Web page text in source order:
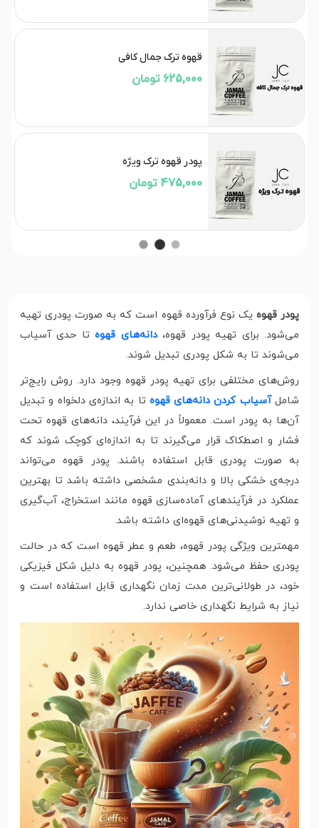
قهوه ترک جمال کافی
625,000 تومان
پودر قهوه ترک ویژه
475,000 تومان
پودر قهوه یک نوع فرآورده قهوه است که به صورت پودری تهیه
می‌شود. برای تهیه پودر قهوه،دانه‌های قهوهتا حدی آسیاب
می‌شوند تا به شکل پودری تبدیل شوند.
روش‌های مختلفی برای تهیه پودر قهوه وجود دارد. روش رایج‌تر
شامل آسیاب کردن دانه‌های قهوه تا به اندازه‌ی دلخواه و تبدیل
آن‌ها به پودر است. معمولاً در این فرآیند، دانه‌های قهوه تحت
فشار و اصطکاک قرار می‌گیرند تا به اندازه‌ای کوچک شوند که
به صورت پودری قابل استفاده باشند. پودر قهوه می‌تواند
درجه‌ی خشکی بالا و دانه‌بندی مشخصی داشته باشد تا بهترین
عملکرد در فرآیندهای آماده‌سازی قهوه مانند استخراج، آب‌گیری
و تهیه نوشیدنی‌های قهوه‌ای داشته باشد.
مهمترین ویژگی پودر قهوه، طعم و عطر قهوه است که در حالت
پودری حفظ می‌شود. همچنین، پودر قهوه به دلیل شکل فیزیکی
خود، در طولانی‌ترین مدت زمان نگهداری قابل استفاده است و
نیاز به شرایط نگهداری خاصی ندارد.